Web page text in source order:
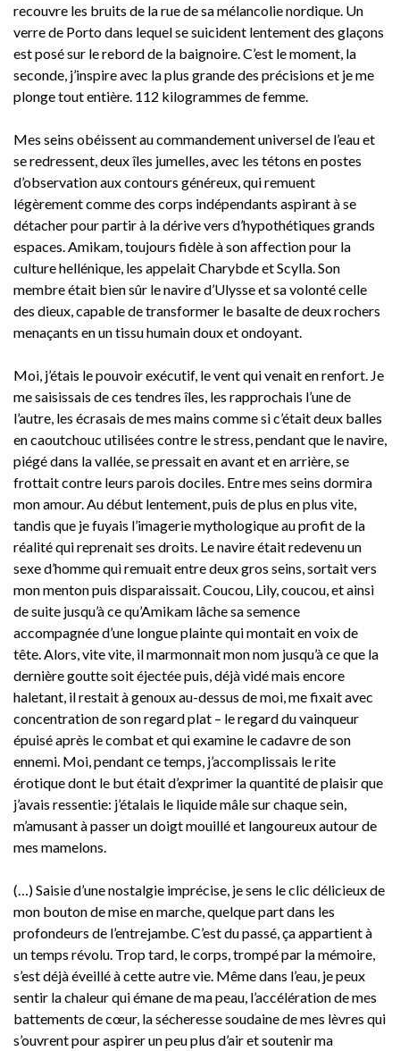
recouvre les bruits de la rue de sa mélancolie nordique. Un
verre de Porto dans lequel se suicident lentement des glaçons
est posé sur le rebord de la baignoire. C’est le moment, la
seconde, j’inspire avec la plus grande des précisions et je me
plonge tout entière. 112 kilogrammes de femme.
Mes seins obéissent au commandement universel de l’eau et
se redressent, deux îles jumelles, avec les tétons en postes
d’observation aux contours généreux, qui remuent
légèrement comme des corps indépendants aspirant à se
détacher pour partir à la dérive vers d’hypothétiques grands
espaces. Amikam, toujours fidèle à son affection pour la
culture hellénique, les appelait Charybde et Scylla. Son
membre était bien sûr le navire d’Ulysse et sa volonté celle
des dieux, capable de transformer le basalte de deux rochers
menaçants en un tissu humain doux et ondoyant.
Moi, j’étais le pouvoir exécutif, le vent qui venait en renfort. Je
me saisissais de ces tendres îles, les rapprochais l’une de
l’autre, les écrasais de mes mains comme si c’était deux balles
en caoutchouc utilisées contre le stress, pendant que le navire,
piégé dans la vallée, se pressait en avant et en arrière, se
frottait contre leurs parois dociles. Entre mes seins dormira
mon amour. Au début lentement, puis de plus en plus vite,
tandis que je fuyais l’imagerie mythologique au profit de la
réalité qui reprenait ses droits. Le navire était redevenu un
sexe d’homme qui remuait entre deux gros seins, sortait vers
mon menton puis disparaissait. Coucou, Lily, coucou, et ainsi
de suite jusqu’à ce qu’Amikam lâche sa semence
accompagnée d’une longue plainte qui montait en voix de
tête. Alors, vite vite, il marmonnait mon nom jusqu’à ce que la
dernière goutte soit éjectée puis, déjà vidé mais encore
haletant, il restait à genoux au-dessus de moi, me fixait avec
concentration de son regard plat – le regard du vainqueur
épuisé après le combat et qui examine le cadavre de son
ennemi. Moi, pendant ce temps, j’accomplissais le rite
érotique dont le but était d’exprimer la quantité de plaisir que
j’avais ressentie: j’étalais le liquide mâle sur chaque sein,
m’amusant à passer un doigt mouillé et langoureux autour de
mes mamelons.
(…) Saisie d’une nostalgie imprécise, je sens le clic délicieux de
mon bouton de mise en marche, quelque part dans les
profondeurs de l’entrejambe. C’est du passé, ça appartient à
un temps révolu. Trop tard, le corps, trompé par la mémoire,
s’est déjà éveillé à cette autre vie. Même dans l’eau, je peux
sentir la chaleur qui émane de ma peau, l’accélération de mes
battements de cœur, la sécheresse soudaine de mes lèvres qui
s’ouvrent pour aspirer un peu plus d’air et soutenir ma